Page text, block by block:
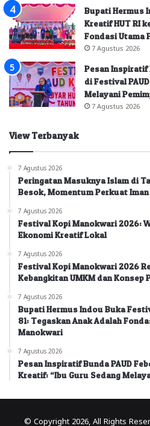
Bupati Hermus
Kreatif HUT RI
Fondasi Utama
7 Agustus 2026
Pesan Inspiratif
di Festival
Melayani
7 Agustus 2026
View Terbanyak
7 Agustus 2026
Peringatan Masuknya Islam di
Besok, Momentum Perkuat
7 Agustus 2026
Festival Kopi Manokwari 2026:
Ekonomi Kreatif Lokal
7 Agustus 2026
Festival Kopi Manokwari 2026
Kebangkitan UMKM dan Konsep
7 Agustus 2026
Bupati Hermus Indou Buka
81: Tegaskan Anak Adalah
Manokwari
7 Agustus 2026
Pesan Inspiratif Bunda PAUD
Kreatif: “Ibu Guru Sedang
© Copyright 2026, All Rights